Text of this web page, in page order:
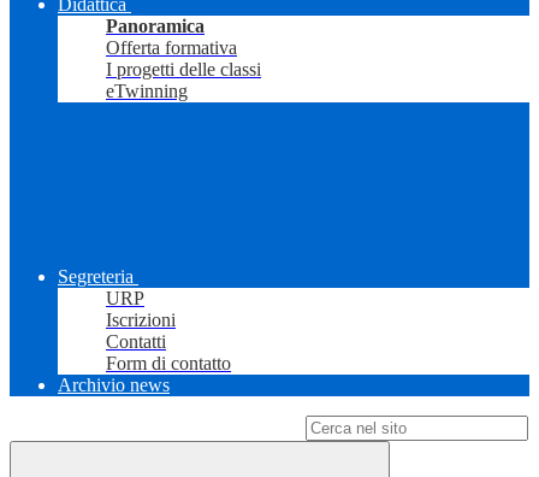
Didattica
Panoramica
Offerta formativa
I progetti delle classi
eTwinning
Segreteria
URP
Iscrizioni
Contatti
Form di contatto
Archivio news